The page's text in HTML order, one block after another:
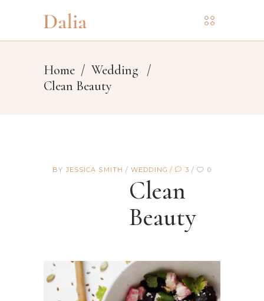
Home / Wedding
/
Clean Beauty
BYJESSICA SMITH WEDDING 3 0
Clean
Beauty
13th